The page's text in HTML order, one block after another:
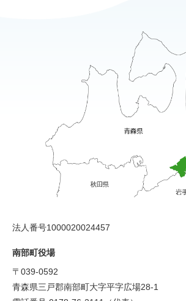
法人番号1000020024457
南部町役場
〒039-0592
青森県三戸郡南部町大字平字広場28-1